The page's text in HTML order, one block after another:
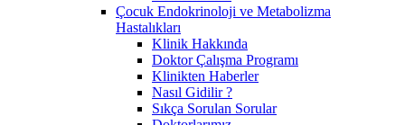
Çocuk Endokrinoloji ve Metabolizma
Hastalıkları
Klinik Hakkında
Doktor Çalışma Programı
Klinikten Haberler
Nasıl Gidilir ?
Sıkça Sorulan Sorular